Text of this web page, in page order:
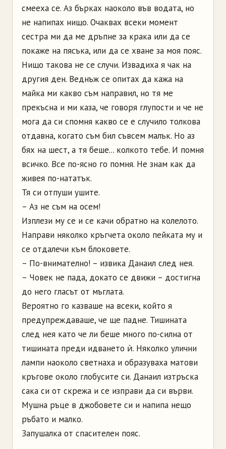
смееха се. Аз бърках наоколо във водата, но
не напипах нищо. Очаквах всеки момент
сестра ми да ме дръпне за крака или да се
покаже на пясъка, или да се хване за моя пояс.
Нищо такова не се случи. Извадиха я чак на
другия ден. Веднъж се опитах да кажа на
майка ми какво съм направил, но тя ме
прекъсна и ми каза, че говоря глупости и че не
мога да си спомня какво се е случило толкова
отдавна, когато съм бил съвсем малък. Но аз
бях на шест, а тя беше... колкото тебе. И помня
всичко. Все по-ясно го помня. Не знам как да
живея по-нататък.
Тя си отпуши ушите.
– Аз не съм на осем!
Изплези му се и се качи обратно на колелото.
Направи няколко кръгчета около пейката му и
се отдалечи към блоковете.
– По-внимателно! – извика Данаил след нея.
– Човек не пада, докато се движи – достигна
до него гласът от мъглата.
Вероятно го казваше на всеки, който я
предупреждаваше, че ще падне. Тишината
след нея като че ли беше много по-силна от
тишината преди идването ѝ. Няколко улични
лампи наоколо светнаха и образуваха матови
кръгове около глобусите си. Данаил изтръска
сака си от скрежа и се изправи да си върви.
Мушна ръце в джобовете си и напипа нещо
ръбато и малко.
Запушалка от спасителен пояс.